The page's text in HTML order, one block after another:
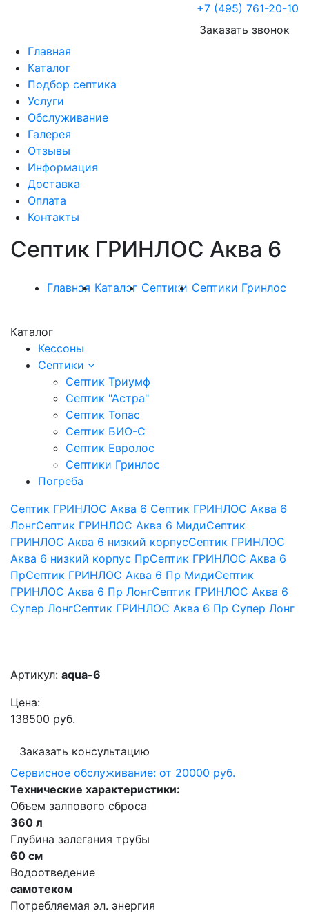
+7 (495) 761-20-10
Заказать звонок
Главная
Каталог
Подбор септика
Услуги
Обслуживание
Галерея
Отзывы
Информация
Доставка
Оплата
Контакты
Септик ГРИНЛОС Аква 6
Главная Каталог Септики Септики Гринлос
Каталог
Кессоны
Септики
Септик Триумф
Септик "Астра"
Септик Топас
Септик БИО-С
Септик Евролос
Септики Гринлос
Погреба
Септик ГРИНЛОС Аква 6 Септик ГРИНЛОС Аква 6
ЛонгСептик ГРИНЛОС Аква 6 МидиСептик
ГРИНЛОС Аква 6 низкий корпусСептик ГРИНЛОС
Аква 6 низкий корпус ПрСептик ГРИНЛОС Аква 6
ПрСептик ГРИНЛОС Аква 6 Пр МидиСептик
ГРИНЛОС Аква 6 Пр ЛонгСептик ГРИНЛОС Аква 6
Супер ЛонгСептик ГРИНЛОС Аква 6 Пр Супер Лонг
Артикул: aqua-6
Цена:
138500 руб.
Заказать консультацию
Сервисное обслуживание: от 20000 руб.
Технические характеристики:
Объем залпового сброса
360 л
Глубина залегания трубы
60 см
Водоотведение
самотеком
Потребляемая эл. энергия